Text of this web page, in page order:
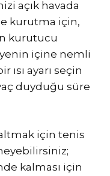
açık havada
kurutma için,
kurutucu
içine nemli
ısı ayarı seçin
duyduğu süre
için tenis
kalması için